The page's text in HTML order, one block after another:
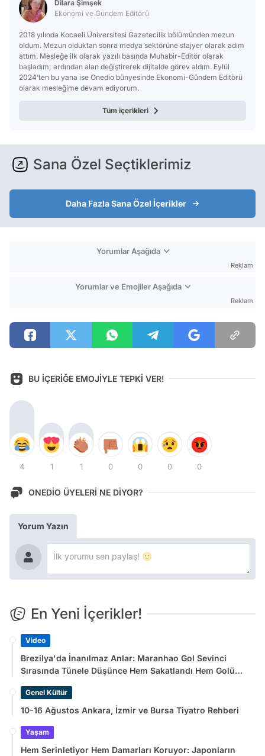
Dilara Şimşek
Ekonomi ve Gündem Editörü
2018 yılında Kocaeli Üniversitesi Gazetecilik bölümünden mezun
oldum. Mezun olduktan sonra medya sektörüne stajyer olarak adım
attım. Mesleğe ilk olarak yazılı basında Muhabir-Editör olarak
başladım; ardından alan değiştirerek dijitalde görev aldım. Eylül
2024’ten bu yana ise Onedio bünyesinde Ekonomi-Gündem Editörü
olarak mesleğime devam ediyorum.
Tüm içerikleri
Sana Özel Seçtiklerimiz
Daha Fazla Sana Özel İçerikler
Yorumlar Aşağıda
Reklam
Yorumlar ve Emojiler Aşağıda
Reklam
BU İÇERİĞE EMOJİYLE TEPKİ VER!
4 1 1 0 0 0 0
ONEDİO ÜYELERİ NE DİYOR?
Yorum Yazın
En Yeni İçerikler!
Video
Brezilya'da İnanılmaz Anlar: Maranhao Gol Sevinci
Sırasında Tünele Düşünce Hem Sakatlandı Hem Golü
Genel Kültür
10-16 Ağustos Ankara, İzmir ve Bursa Tiyatro Rehberi
Yaşam
Hem Serinletiyor Hem Damarları Koruyor: Japonların